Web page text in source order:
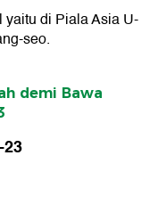
di Piala Asia U-
seo.
demi Bawa